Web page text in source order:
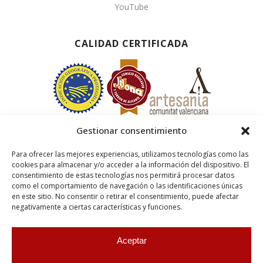
Gestionar consentimiento
Para ofrecer las mejores experiencias, utilizamos tecnologías como las
cookies para almacenar y/o acceder a la información del dispositivo. El
consentimiento de estas tecnologías nos permitirá procesar datos
como el comportamiento de navegación o las identificaciones únicas
en este sitio. No consentir o retirar el consentimiento, puede afectar
negativamente a ciertas características y funciones.
Aceptar
YouTube
CALIDAD CERTIFICADA